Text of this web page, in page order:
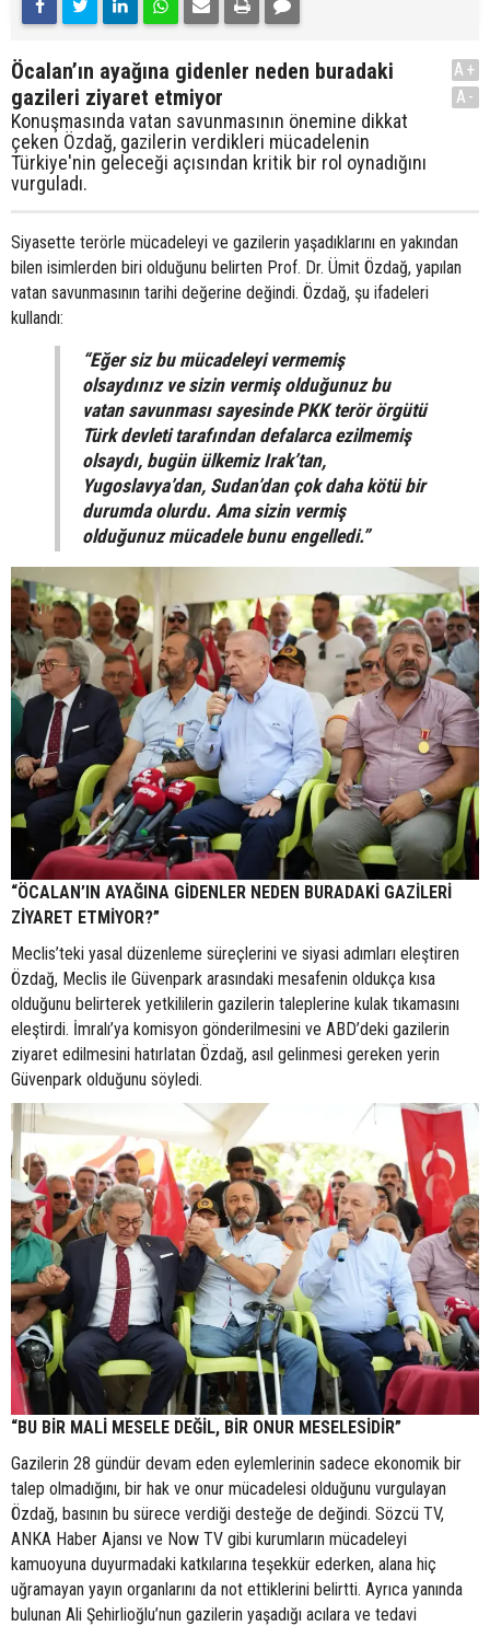
Öcalan’ın ayağına gidenler neden buradaki
gazileri ziyaret etmiyor
Konuşmasında vatan savunmasının önemine dikkat
çeken Özdağ, gazilerin verdikleri mücadelenin
Türkiye'nin geleceği açısından kritik bir rol oynadığını
vurguladı.
A+
A-
Siyasette terörle mücadeleyi ve gazilerin yaşadıklarını en yakından
bilen isimlerden biri olduğunu belirten Prof. Dr. Ümit Özdağ, yapılan
vatan savunmasının tarihi değerine değindi. Özdağ, şu ifadeleri
kullandı:
“Eğer siz bu mücadeleyi vermemiş
olsaydınız ve sizin vermiş olduğunuz bu
vatan savunması sayesinde PKK terör örgütü
Türk devleti tarafından defalarca ezilmemiş
olsaydı, bugün ülkemiz Irak’tan,
Yugoslavya’dan, Sudan’dan çok daha kötü bir
durumda olurdu. Ama sizin vermiş
olduğunuz mücadele bunu engelledi.”
“ÖCALAN’IN AYAĞINA GİDENLER NEDEN BURADAKİ GAZİLERİ
ZİYARET ETMİYOR?”
Meclis’teki yasal düzenleme süreçlerini ve siyasi adımları eleştiren
Özdağ, Meclis ile Güvenpark arasındaki mesafenin oldukça kısa
olduğunu belirterek yetkililerin gazilerin taleplerine kulak tıkamasını
eleştirdi. İmralı’ya komisyon gönderilmesini ve ABD’deki gazilerin
ziyaret edilmesini hatırlatan Özdağ, asıl gelinmesi gereken yerin
Güvenpark olduğunu söyledi.
“BU BİR MALİ MESELE DEĞİL, BİR ONUR MESELESİDİR”
Gazilerin 28 gündür devam eden eylemlerinin sadece ekonomik bir
talep olmadığını, bir hak ve onur mücadelesi olduğunu vurgulayan
Özdağ, basının bu sürece verdiği desteğe de değindi. Sözcü TV,
ANKA Haber Ajansı ve Now TV gibi kurumların mücadeleyi
kamuoyuna duyurmadaki katkılarına teşekkür ederken, alana hiç
uğramayan yayın organlarını da not ettiklerini belirtti. Ayrıca yanında
bulunan Ali Şehirlioğlu’nun gazilerin yaşadığı acılara ve tedavi